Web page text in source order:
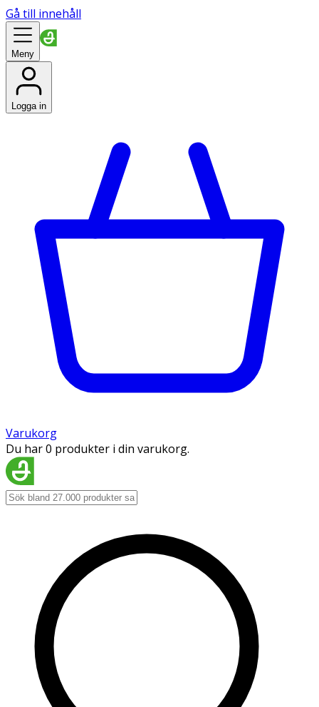
Gå till innehåll
Meny
Logga in
Varukorg
Du har 0 produkter i din varukorg.